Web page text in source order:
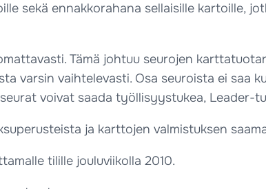
sekä ennakkorahana sellaisille kartoille,
Tämä johtuu seurojen
varsin vaihtelevasti. Osa seuroista ei saa
voivat saada työllisyystukea, Leader-
ja karttojen valmistuksen
tilille jouluviikolla 2010.